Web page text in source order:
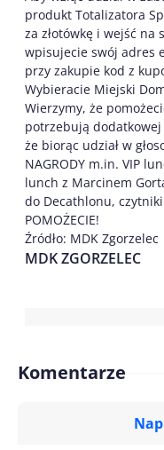
produkt Totalizatora
za złotówkę i wejść na
wpisujecie swój adres
przy zakupie kod z
Wybieracie Miejski
Wierzymy, że
potrzebują
że biorąc udział w
NAGRODY m.in. VIP
lunch z Marcinem
do Decathlonu,
POMOŻECIE!
Źródło: MDK Zgorzelec
MDK ZGORZELEC
Komentarze